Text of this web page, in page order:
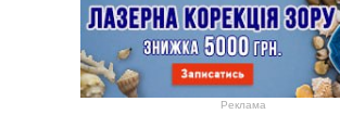
Реклама